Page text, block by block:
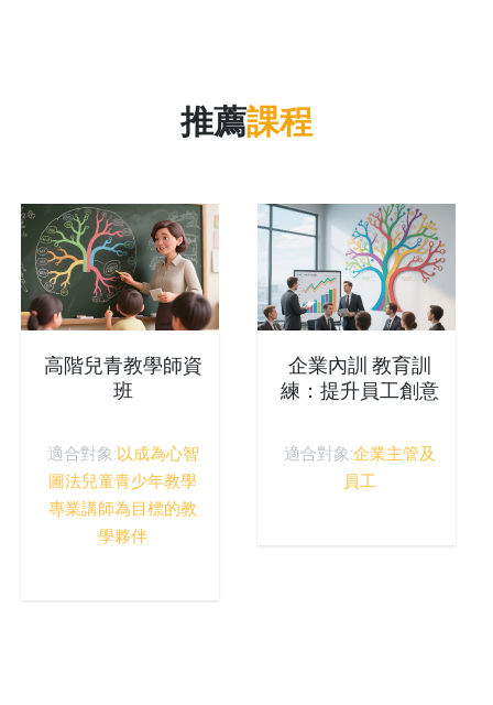
推薦課程
高階兒青教學師資
班
適合對象:以成為心智
圖法兒童青少年教學
專業講師為目標的教
學夥伴
企業內訓 教育訓
練：提升員工創意
力
適合對象:企業主管及
員工